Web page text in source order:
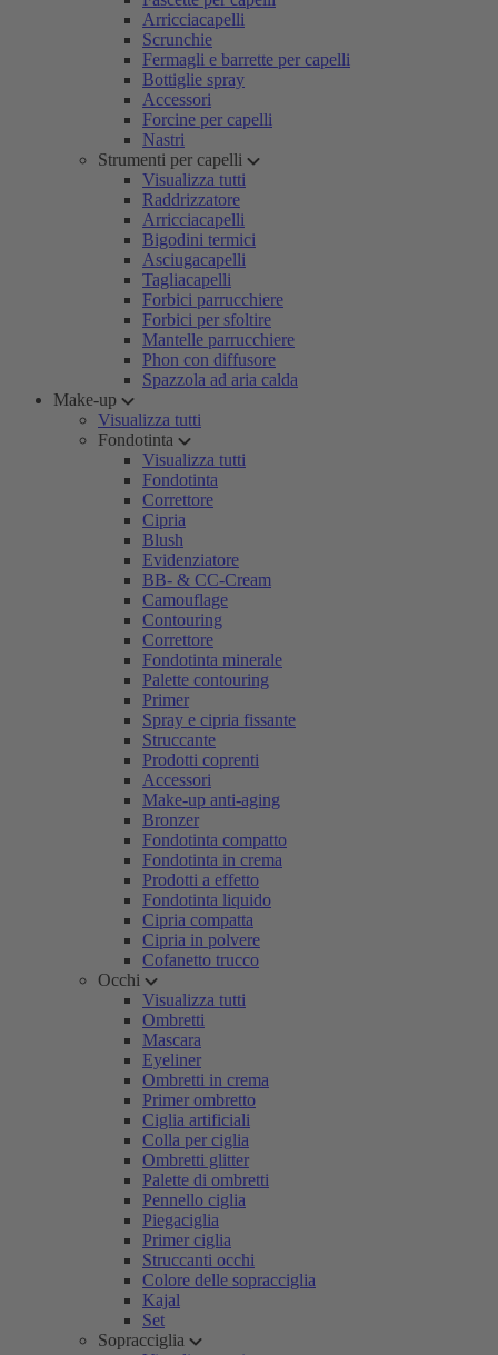
Arricciacapelli
Scrunchie
Fermagli e barrette per capelli
Bottiglie spray
Accessori
Forcine per capelli
Nastri
Strumenti per capelli
Visualizza tutti
Raddrizzatore
Arricciacapelli
Bigodini termici
Asciugacapelli
Tagliacapelli
Forbici parrucchiere
Forbici per sfoltire
Mantelle parrucchiere
Phon con diffusore
Spazzola ad aria calda
Make-up
Visualizza tutti
Fondotinta
Visualizza tutti
Fondotinta
Correttore
Cipria
Blush
Evidenziatore
BB- & CC-Cream
Camouflage
Contouring
Correttore
Fondotinta minerale
Palette contouring
Primer
Spray e cipria fissante
Struccante
Prodotti coprenti
Accessori
Make-up anti-aging
Bronzer
Fondotinta compatto
Fondotinta in crema
Prodotti a effetto
Fondotinta liquido
Cipria compatta
Cipria in polvere
Cofanetto trucco
Occhi
Visualizza tutti
Ombretti
Mascara
Eyeliner
Ombretti in crema
Primer ombretto
Ciglia artificiali
Colla per ciglia
Ombretti glitter
Palette di ombretti
Pennello ciglia
Piegaciglia
Primer ciglia
Struccanti occhi
Colore delle sopracciglia
Kajal
Set
Sopracciglia